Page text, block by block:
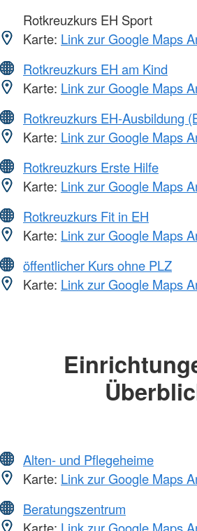
Rotkreuzkurs EH Sport
Karte: Link zur Google Maps
Rotkreuzkurs EH am Kind
Karte: Link zur Google Maps
Rotkreuzkurs EH-Ausbildung
Karte: Link zur Google Maps
Rotkreuzkurs Erste Hilfe
Karte: Link zur Google Maps
Rotkreuzkurs Fit in EH
Karte: Link zur Google Maps
öffentlicher Kurs ohne PLZ
Karte: Link zur Google Maps
Alten- und Pflegeheime
Karte: Link zur Google Maps
Beratungszentrum
Karte: Link zur Google Maps